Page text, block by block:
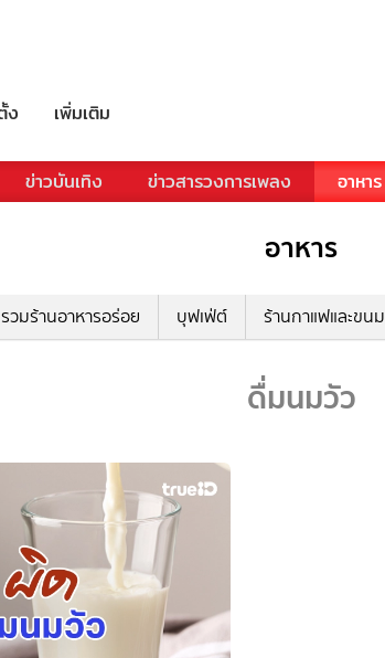
ง เพิ่มเติม
ข่าวบันเทิง ข่าวสารวงการเพลง อาหาร
อาหาร
รวมร้านอาหารอร่อย บุฟเฟ่ต์ ร้านกาแฟและขนม
ดื่มนมวัว